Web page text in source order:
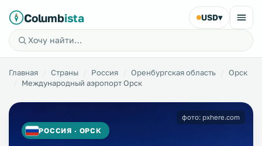
Columbista USD▾
Главная Страны Россия Оренбургская область
Орск
Международный аэропорт Орск
РОССИЯ · ОРСК
фото: pxhere.com